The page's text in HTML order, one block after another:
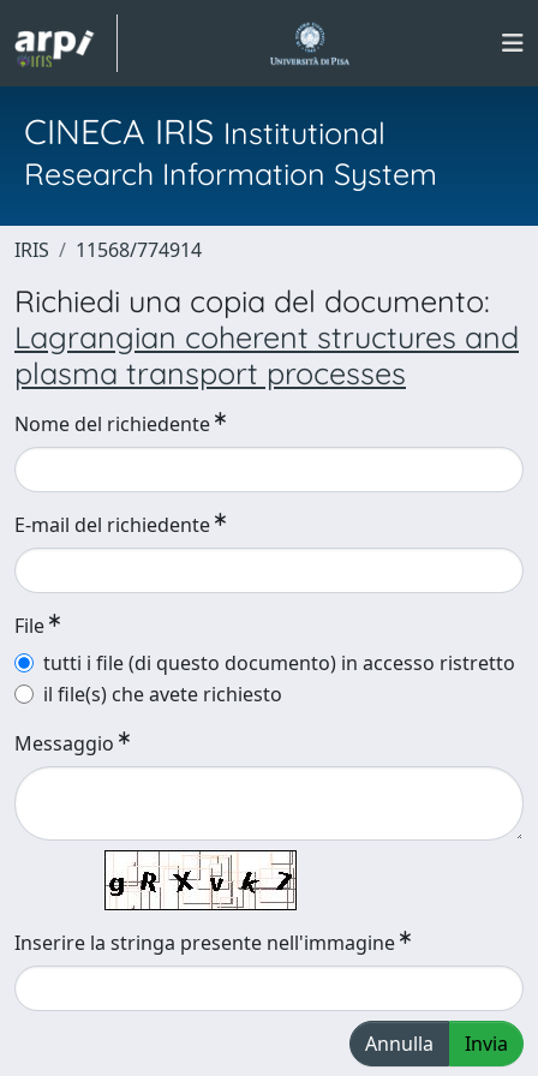
CINECA IRIS Institutional
Research Information System
IRIS 11568/774914
Richiedi una copia del documento:
Lagrangian coherent structures and
plasma transport processes
Nome del richiedente
E-mail del richiedente
File
tutti i file (di questo documento) in accesso ristretto
il file(s) che avete richiesto
Messaggio
Inserire la stringa presente nell'immagine
Annulla Invia